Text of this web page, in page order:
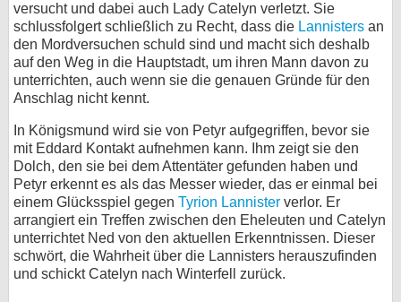
versucht und dabei auch Lady Catelyn verletzt. Sie
schlussfolgert schließlich zu Recht, dass die Lannisters an
den Mordversuchen schuld sind und macht sich deshalb
auf den Weg in die Hauptstadt, um ihren Mann davon zu
unterrichten, auch wenn sie die genauen Gründe für den
Anschlag nicht kennt.
In Königsmund wird sie von Petyr aufgegriffen, bevor sie
mit Eddard Kontakt aufnehmen kann. Ihm zeigt sie den
Dolch, den sie bei dem Attentäter gefunden haben und
Petyr erkennt es als das Messer wieder, das er einmal bei
einem Glücksspiel gegen Tyrion Lannister verlor. Er
arrangiert ein Treffen zwischen den Eheleuten und Catelyn
unterrichtet Ned von den aktuellen Erkenntnissen. Dieser
schwört, die Wahrheit über die Lannisters herauszufinden
und schickt Catelyn nach Winterfell zurück.